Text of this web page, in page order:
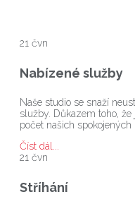
21 čvn
Nabízené služby
Naše studio se snaží
služby. Důkazem toho,
počet našich
Číst dál...
21 čvn
Stříhání